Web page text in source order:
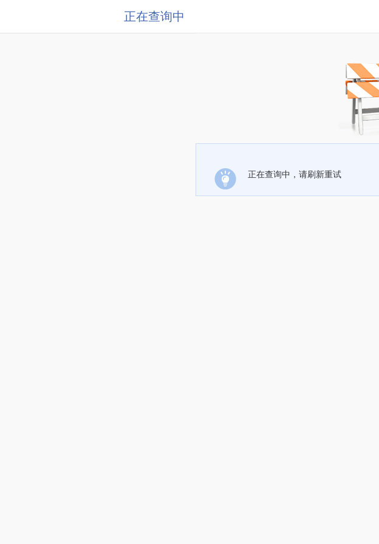
正在查询中
正在查询中，请刷新重试